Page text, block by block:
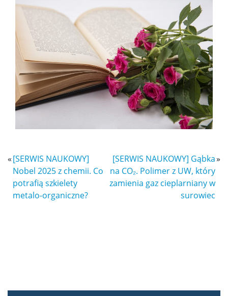
Samorząd Studencki
Praktyki Studenckie
Program ERASMUS+
Program MOST
Koła naukowe
Oprogramowanie
STUDENT STUDENTOWI
«[SERWIS NAUKOWY]
Nobel 2025 z chemii. Co
potrafią szkielety
metalo-organiczne?
[SERWIS NAUKOWY] Gąbka
na CO₂. Polimer z UW, który
zamienia gaz cieplarniany w
surowiec
»